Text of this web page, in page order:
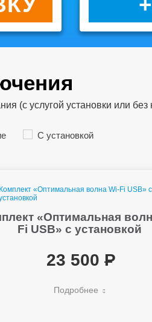
(с услугой установки или без
С установкой
«Оптимальная
Fi USB» с установкой
23 500
Подробнее